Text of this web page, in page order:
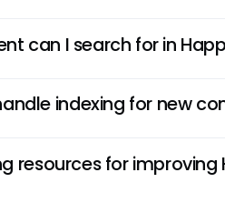
can I search for in
based on your query.
indexing for new
users should be aware
resources for improving